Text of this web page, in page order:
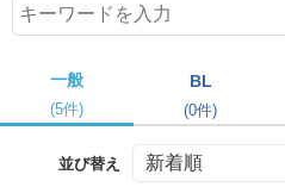
一般
(5件)
BL
(0件)
並び替え